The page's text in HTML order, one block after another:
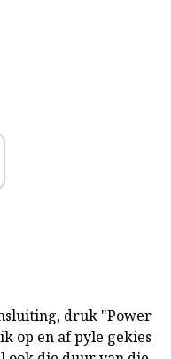
druk "Power
op en af pyle gekies